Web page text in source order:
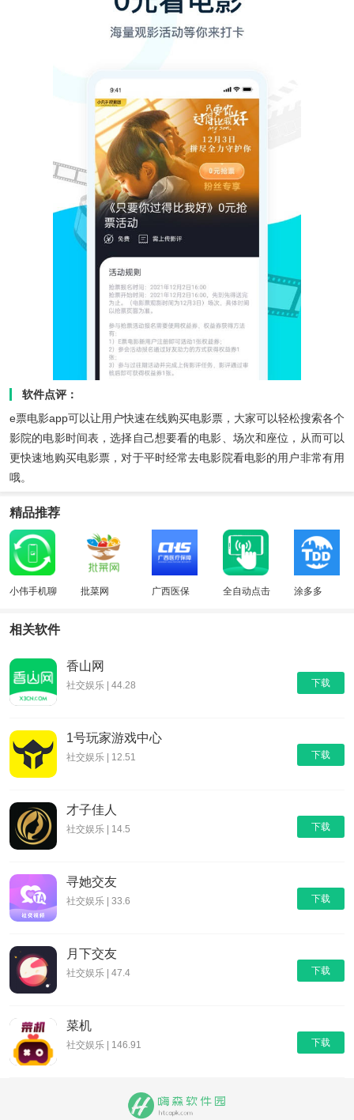
软件点评：
e票电影app可以让用户快速在线购买电影票，大家可以轻松搜索各个
影院的电影时间表，选择自己想要看的电影、场次和座位，从而可以
更快速地购买电影票，对于平时经常去电影院看电影的用户非常有用
哦。
精品推荐
小伟手机聊
批菜网 广西医保
全自动点击
涂多多
相关软件
下载
香山网
社交娱乐 | 44.28
下载
1号玩家游戏中心
社交娱乐 | 12.51
下载
才子佳人
社交娱乐 | 14.5
下载
寻她交友
社交娱乐 | 33.6
下载
月下交友
社交娱乐 | 47.4
下载
菜机
社交娱乐 | 146.91